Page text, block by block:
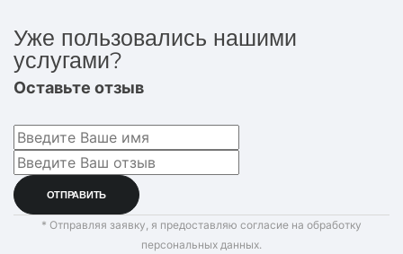
Уже пользовались нашими
услугами?
Оставьте отзыв
* Отправляя заявку, я предоставляю согласие на обработку
персональных данных.